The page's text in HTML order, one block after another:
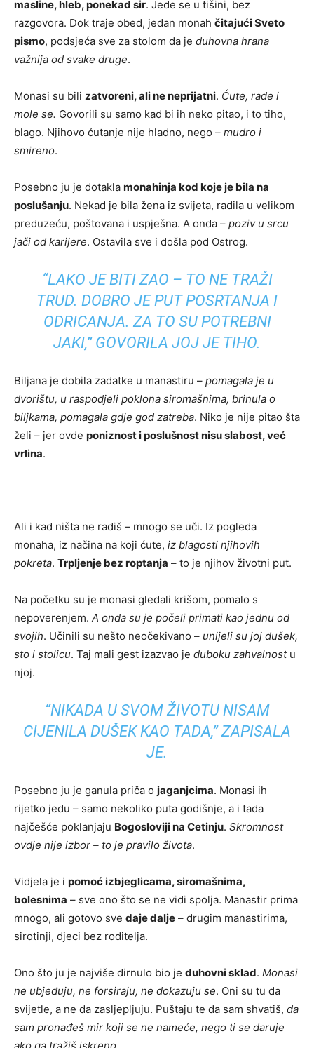
masline, hleb, ponekad sir. Jede se u tišini, bez
razgovora. Dok traje obed, jedan monah čitajući Sveto
pismo, podsjeća sve za stolom da je duhovna hrana
važnija od svake druge.
Monasi su bili zatvoreni, ali ne neprijatni. Ćute, rade i
mole se. Govorili su samo kad bi ih neko pitao, i to tiho,
blago. Njihovo ćutanje nije hladno, nego – mudro i
smireno.
Posebno ju je dotakla monahinja kod koje je bila na
poslušanju. Nekad je bila žena iz svijeta, radila u velikom
preduzeću, poštovana i uspješna. A onda – poziv u srcu
jači od karijere. Ostavila sve i došla pod Ostrog.
“LAKO JE BITI ZAO – TO NE TRAŽI
TRUD. DOBRO JE PUT POSRTANJA I
ODRICANJA. ZA TO SU POTREBNI
JAKI,”GOVORILA JOJ JE TIHO.
Biljana je dobila zadatke u manastiru – pomagala je u
dvorištu, u raspodjeli poklona siromašnima, brinula o
biljkama, pomagala gdje god zatreba. Niko je nije pitao šta
želi – jer ovde poniznost i poslušnost nisu slabost, već
vrlina.
Ali i kad ništa ne radiš – mnogo se uči. Iz pogleda
monaha, iz načina na koji ćute, iz blagosti njihovih
pokreta. Trpljenje bez roptanja – to je njihov životni put.
Na početku su je monasi gledali krišom, pomalo s
nepoverenjem. A onda su je počeli primati kao jednu od
svojih. Učinili su nešto neočekivano – unijeli su joj dušek,
sto i stolicu. Taj mali gest izazvao je duboku zahvalnostu
njoj.
“NIKADA U SVOM ŽIVOTU NISAM
CIJENILA DUŠEK KAO TADA,”ZAPISALA
JE.
Posebno ju je ganula priča o jaganjcima. Monasi ih
rijetko jedu – samo nekoliko puta godišnje, a i tada
najčešće poklanjaju Bogosloviji na Cetinju. Skromnost
ovdje nije izbor – to je pravilo života.
Vidjela je i pomoć izbjeglicama, siromašnima,
bolesnima – sve ono što se ne vidi spolja. Manastir prima
mnogo, ali gotovo sve daje dalje – drugim manastirima,
sirotinji, djeci bez roditelja.
Ono što ju je najviše dirnulo bio je duhovni sklad. Monasi
ne ubjeđuju, ne forsiraju, ne dokazuju se. Oni su tu da
svijetle, a ne da zasljepljuju. Puštaju te da sam shvatiš, da
sam pronađeš mir koji se ne nameće, nego ti se daruje